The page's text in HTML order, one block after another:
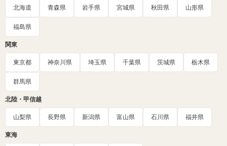
北海道 青森県 岩手県 宮城県 秋田県 山形県
福島県
関東
東京都 神奈川県 埼玉県 千葉県 茨城県 栃木県
群馬県
北陸・甲信越
山梨県 長野県 新潟県 富山県 石川県 福井県
東海